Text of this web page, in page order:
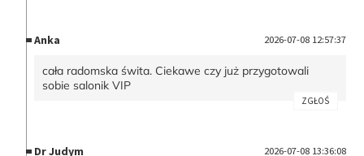
Anka 2026-07-08 12:57:37
cała radomska świta. Ciekawe czy już przygotowali
sobie salonik VIP
ZGŁOŚ
Dr Judym 2026-07-08 13:36:08